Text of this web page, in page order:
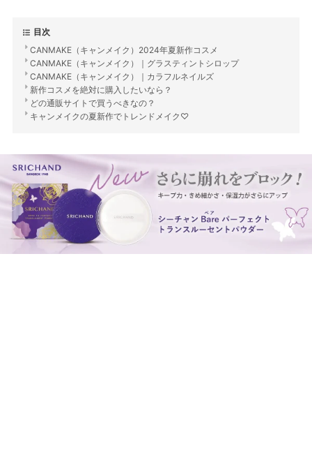
目次
CANMAKE（キャンメイク）2024年夏新作コスメ
CANMAKE（キャンメイク）｜グラスティントシロップ
CANMAKE（キャンメイク）｜カラフルネイルズ
新作コスメを絶対に購入したいなら？
どの通販サイトで買うべきなの？
キャンメイクの夏新作でトレンドメイク♡